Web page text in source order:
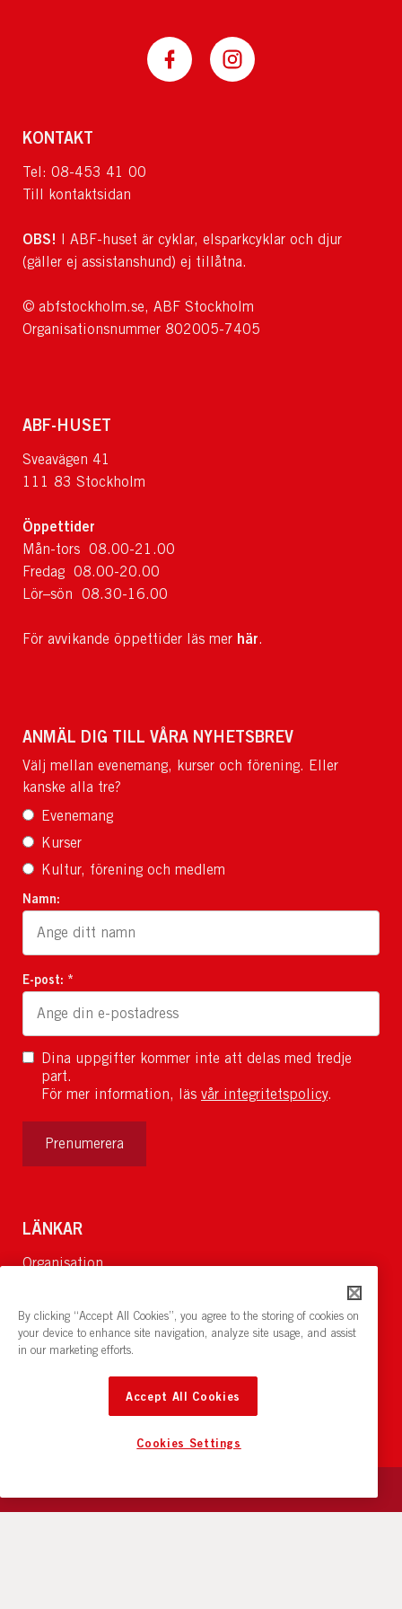
KONTAKT
Tel: 08-453 41 00
Till kontaktsidan
OBS! I ABF-huset är cyklar, elsparkcyklar och djur
(gäller ej assistanshund) ej tillåtna.
© abfstockholm.se, ABF Stockholm
Organisationsnummer 802005-7405
ABF-HUSET
Sveavägen 41
111 83 Stockholm
Öppettider
Mån-tors 08.00-21.00
Fredag 08.00-20.00
Lör–sön 08.30-16.00
För avvikande öppettider läs mer här.
ANMÄL DIG TILL VÅRA NYHETSBREV
Välj mellan evenemang, kurser och förening. Eller
kanske alla tre?
Evenemang
Kurser
Kultur, förening och medlem
Namn:
E-post: *
Dina uppgifter kommer inte att delas med tredje
part.
För mer information, läs vår integritetspolicy.
Prenumerera
LÄNKAR
Organisation
Lediga jobb
Nyheter och pressrum
Restaurang och konferens: cirkelnstockholm.se
By clicking “Accept All Cookies”, you agree to the storing of cookies on
your device to enhance site navigation, analyze site usage, and assist
in our marketing efforts.
Accept All Cookies
Cookies Settings